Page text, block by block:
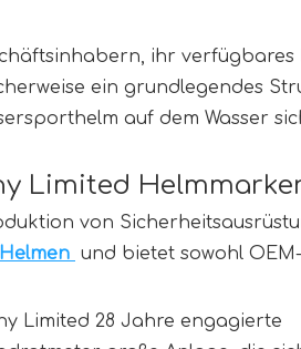
ihr
ein grundlegendes
auf dem Wasser
Limited
von
und bietet sowohl
Limited 28 Jahre engagierte